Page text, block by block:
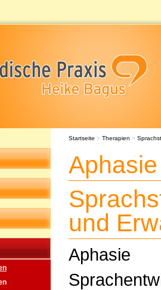
Startseite > Therapien >
und
Aphasie